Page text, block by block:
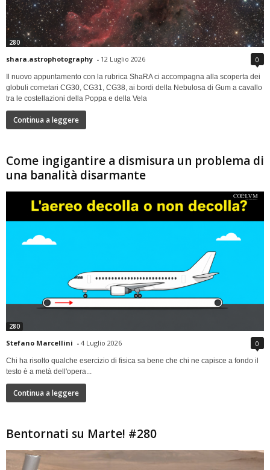
280
shara.astrophotography - 12 Luglio 2026 0
Il nuovo appuntamento con la rubrica ShaRA ci accompagna alla scoperta dei
globuli cometari CG30, CG31, CG38, ai bordi della Nebulosa di Gum a cavallo
tra le costellazioni della Poppa e della Vela
Continua a leggere
Come ingigantire a dismisura un problema di
una banalità disarmante
280
Stefano Marcellini - 4 Luglio 2026 0
Chi ha risolto qualche esercizio di fisica sa bene che chi ne capisce a fondo il
testo è a metà dell'opera...
Continua a leggere
Bentornati su Marte! #280